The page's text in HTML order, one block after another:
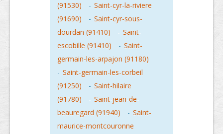
(91530)
- Saint-cyr-la-riviere
(91690)
- Saint-cyr-sous-
dourdan (91410)
- Saint-
escobille (91410)
- Saint-
germain-les-arpajon (91180)
- Saint-germain-les-corbeil
(91250)
- Saint-hilaire
(91780)
- Saint-jean-de-
beauregard (91940)
- Saint-
maurice-montcouronne